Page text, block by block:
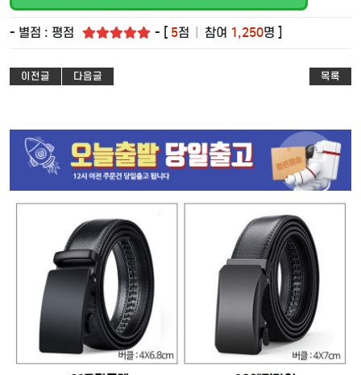
- 별점 : 평점 - [ 5점 참여 1,250명 ]
이전글 다음글 목록